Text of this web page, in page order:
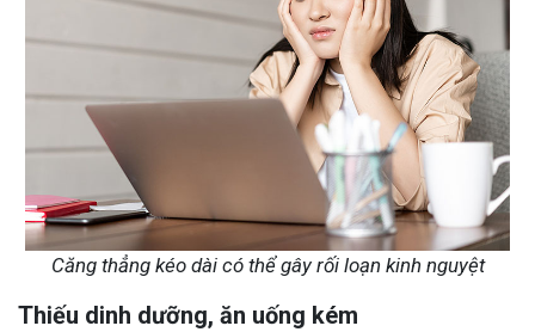
Căng thẳng kéo dài có thể gây rối loạn kinh nguyệt
Thiếu dinh dưỡng, ăn uống kém